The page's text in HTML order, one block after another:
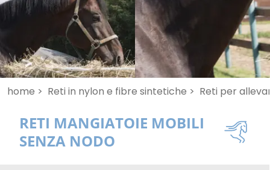
home > Reti in nylon e fibre sintetiche > Reti per
RETI MANGIATOIE MOBILI
SENZA NODO